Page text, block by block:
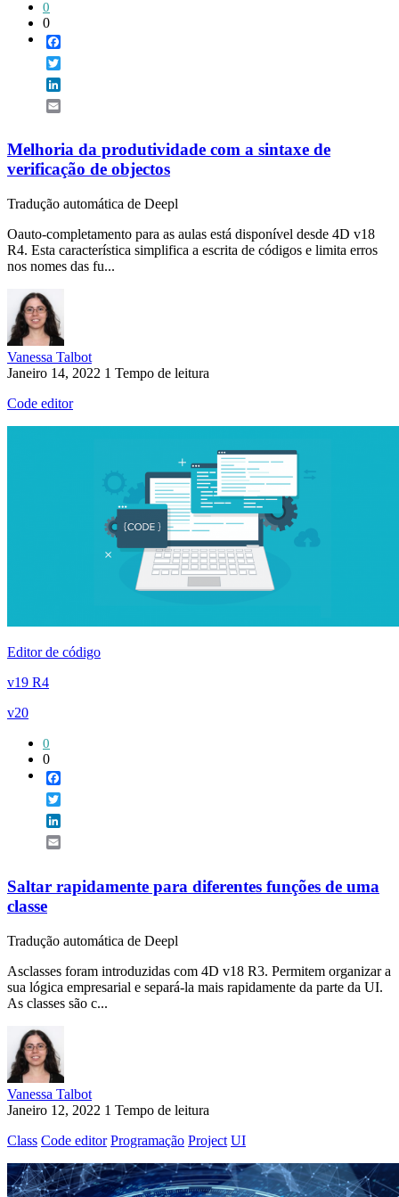
0
0
Melhoria da produtividade com a sintaxe de
verificação de objectos
Tradução automática de Deepl
Oauto-completamento para as aulas está disponível desde 4D v18
R4. Esta característica simplifica a escrita de códigos e limita erros
nos nomes das fu...
Vanessa Talbot
Janeiro 14, 2022 1 Tempo de leitura
Code editor
Editor de código
v19 R4
v20
0
0
Saltar rapidamente para diferentes funções de uma
classe
Tradução automática de Deepl
Asclasses foram introduzidas com 4D v18 R3. Permitem organizar a
sua lógica empresarial e separá-la mais rapidamente da parte da UI.
As classes são c...
Vanessa Talbot
Janeiro 12, 2022 1 Tempo de leitura
Class Code editor Programação Project UI